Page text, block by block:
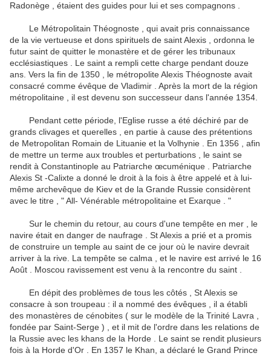
Radonège , étaient des guides pour lui et ses compagnons .
Le Métropolitain Théognoste , qui avait pris connaissance
de la vie vertueuse et dons spirituels de saint Alexis , ordonna le
futur saint de quitter le monastère et de gérer les tribunaux
ecclésiastiques .
Le saint a rempli cette charge pendant douze
ans. Vers la fin de 1350 , le métropolite Alexis Théognoste avait
consacré comme évêque de Vladimir .
Après la mort de la région
métropolitaine , il est devenu son successeur dans l'année 1354.
Pendant cette période, l'Eglise russe a été déchiré par de
grands clivages et querelles , en partie à cause des prétentions
de Metropolitan Romain de Lituanie et la Volhynie .
En 1356 , afin
de mettre un terme aux troubles et perturbations , le saint se
rendit à Constantinople au Patriarche œcuménique .
Patriarche
Alexis St -Calixte a donné le droit à la fois à être appelé et à lui-
même archevêque de Kiev et de la Grande Russie considèrent
avec le titre , " All- Vénérable métropolitaine et Exarque . "
Sur le chemin du retour, au cours d'une tempête en mer , le
navire était en danger de naufrage .
St Alexis a prié et a promis
de construire un temple au saint de ce jour où le navire devrait
arriver à la rive. La tempête se calma , et le navire est arrivé le 16
Août . Moscou ravissement est venu à la rencontre du saint .
En dépit des problèmes de tous les côtés , St Alexis se
consacre à son troupeau : il a nommé des évêques , il a établi
des monastères de cénobites ( sur le modèle de la Trinité Lavra ,
fondée par Saint-Serge ) , et il mit de l'ordre dans les relations de
la Russie avec les khans de la Horde .
Le saint se rendit plusieurs
fois à la Horde d'Or .
En 1357 le Khan, a déclaré le Grand Prince